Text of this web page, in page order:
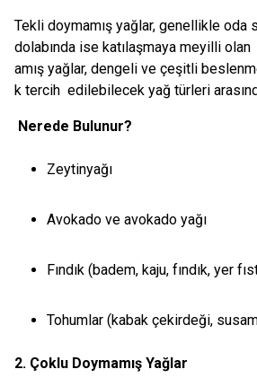
Tekli doymamış yağlar, genellikle oda
dolabında ise katılaşmaya meyilli
amış yağlar, dengeli ve çeşitli
k tercih edilebilecek yağ türleri
Nerede Bulunur?
Zeytinyağı
Avokado ve avokado yağı
Fındık (badem, kaju, fındık, yer
Tohumlar (kabak çekirdeği,
2. Çoklu Doymamış Yağlar